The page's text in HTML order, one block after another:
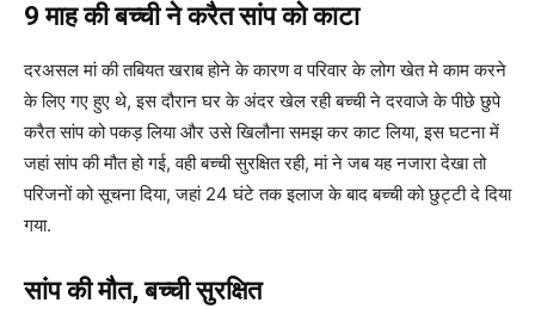
9 माह की बच्ची ने करैत सांप को काटा
दरअसल मां की तबियत खराब होने के कारण व परिवार के लोग खेत मे काम करने
के लिए गए हुए थे, इस दौरान घर के अंदर खेल रही बच्ची ने दरवाजे के पीछे छुपे
करैत सांप को पकड़ लिया और उसे खिलौना समझ कर काट लिया, इस घटना में
जहां सांप की मौत हो गई, वही बच्ची सुरक्षित रही, मां ने जब यह नजारा देखा तो
परिजनों को सूचना दिया, जहां 24 घंटे तक इलाज के बाद बच्ची को छुट्टी दे दिया
गया.
सांप की मौत, बच्ची सुरक्षित